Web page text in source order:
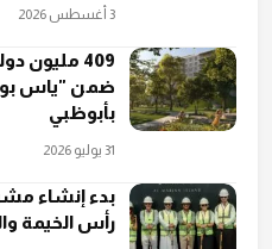
3 أغسطس 2026
409 مليون
ضمن "ياس
بأبوظبي
31 يوليو 2026
بدء إنشاء
رأس الخيمة